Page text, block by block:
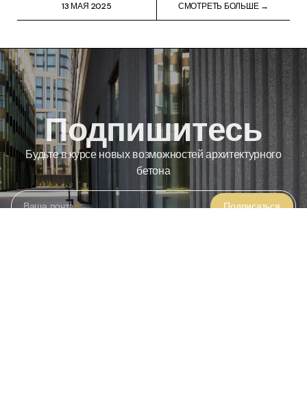
13 МАЯ 2025 СМОТРЕТЬ БОЛЬШЕ →
Подпишитесь
Будьте в курсе новых возможностей архитектурного
бетона
Подписаться